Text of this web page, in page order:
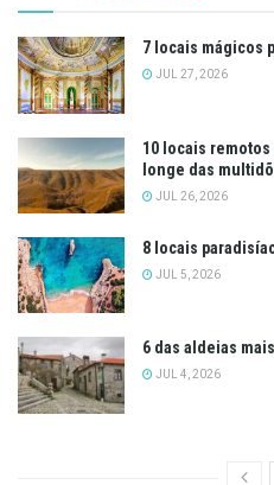
7 locais mágicos
JUL 27, 2026
10 locais
longe das
JUL 26, 2026
8 locais
JUL 5, 2026
6 das aldeias
JUL 4, 2026